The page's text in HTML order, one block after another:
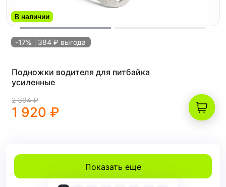
В наличии
-17% 384 ₽ выгода
Подножки водителя для питбайка
усиленные
2 304 ₽
1 920 ₽
Показать еще